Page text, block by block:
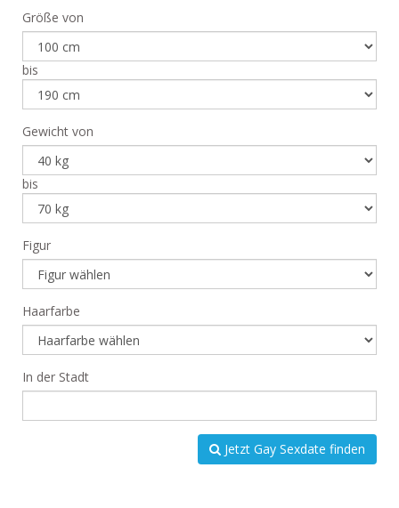
Größe von
bis
Gewicht von
bis
Figur
Haarfarbe
In der Stadt
Jetzt Gay Sexdate finden